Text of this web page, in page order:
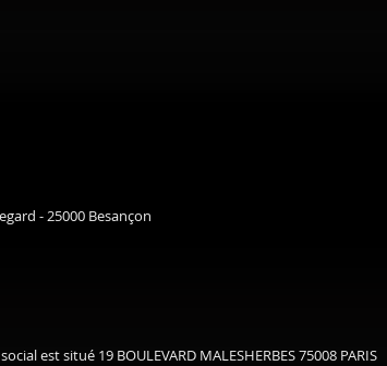
- 25000 Besançon
est situé 19 BOULEVARD MALESHERBES 75008 PARIS